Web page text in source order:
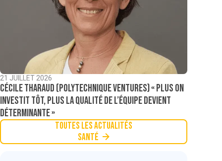
21 JUILLET 2026
Cécile Tharaud (Polytechnique Ventures) « Plus on
investit tôt, plus la qualité de l’équipe devient
déterminante »
Toutes les actualités
Santé